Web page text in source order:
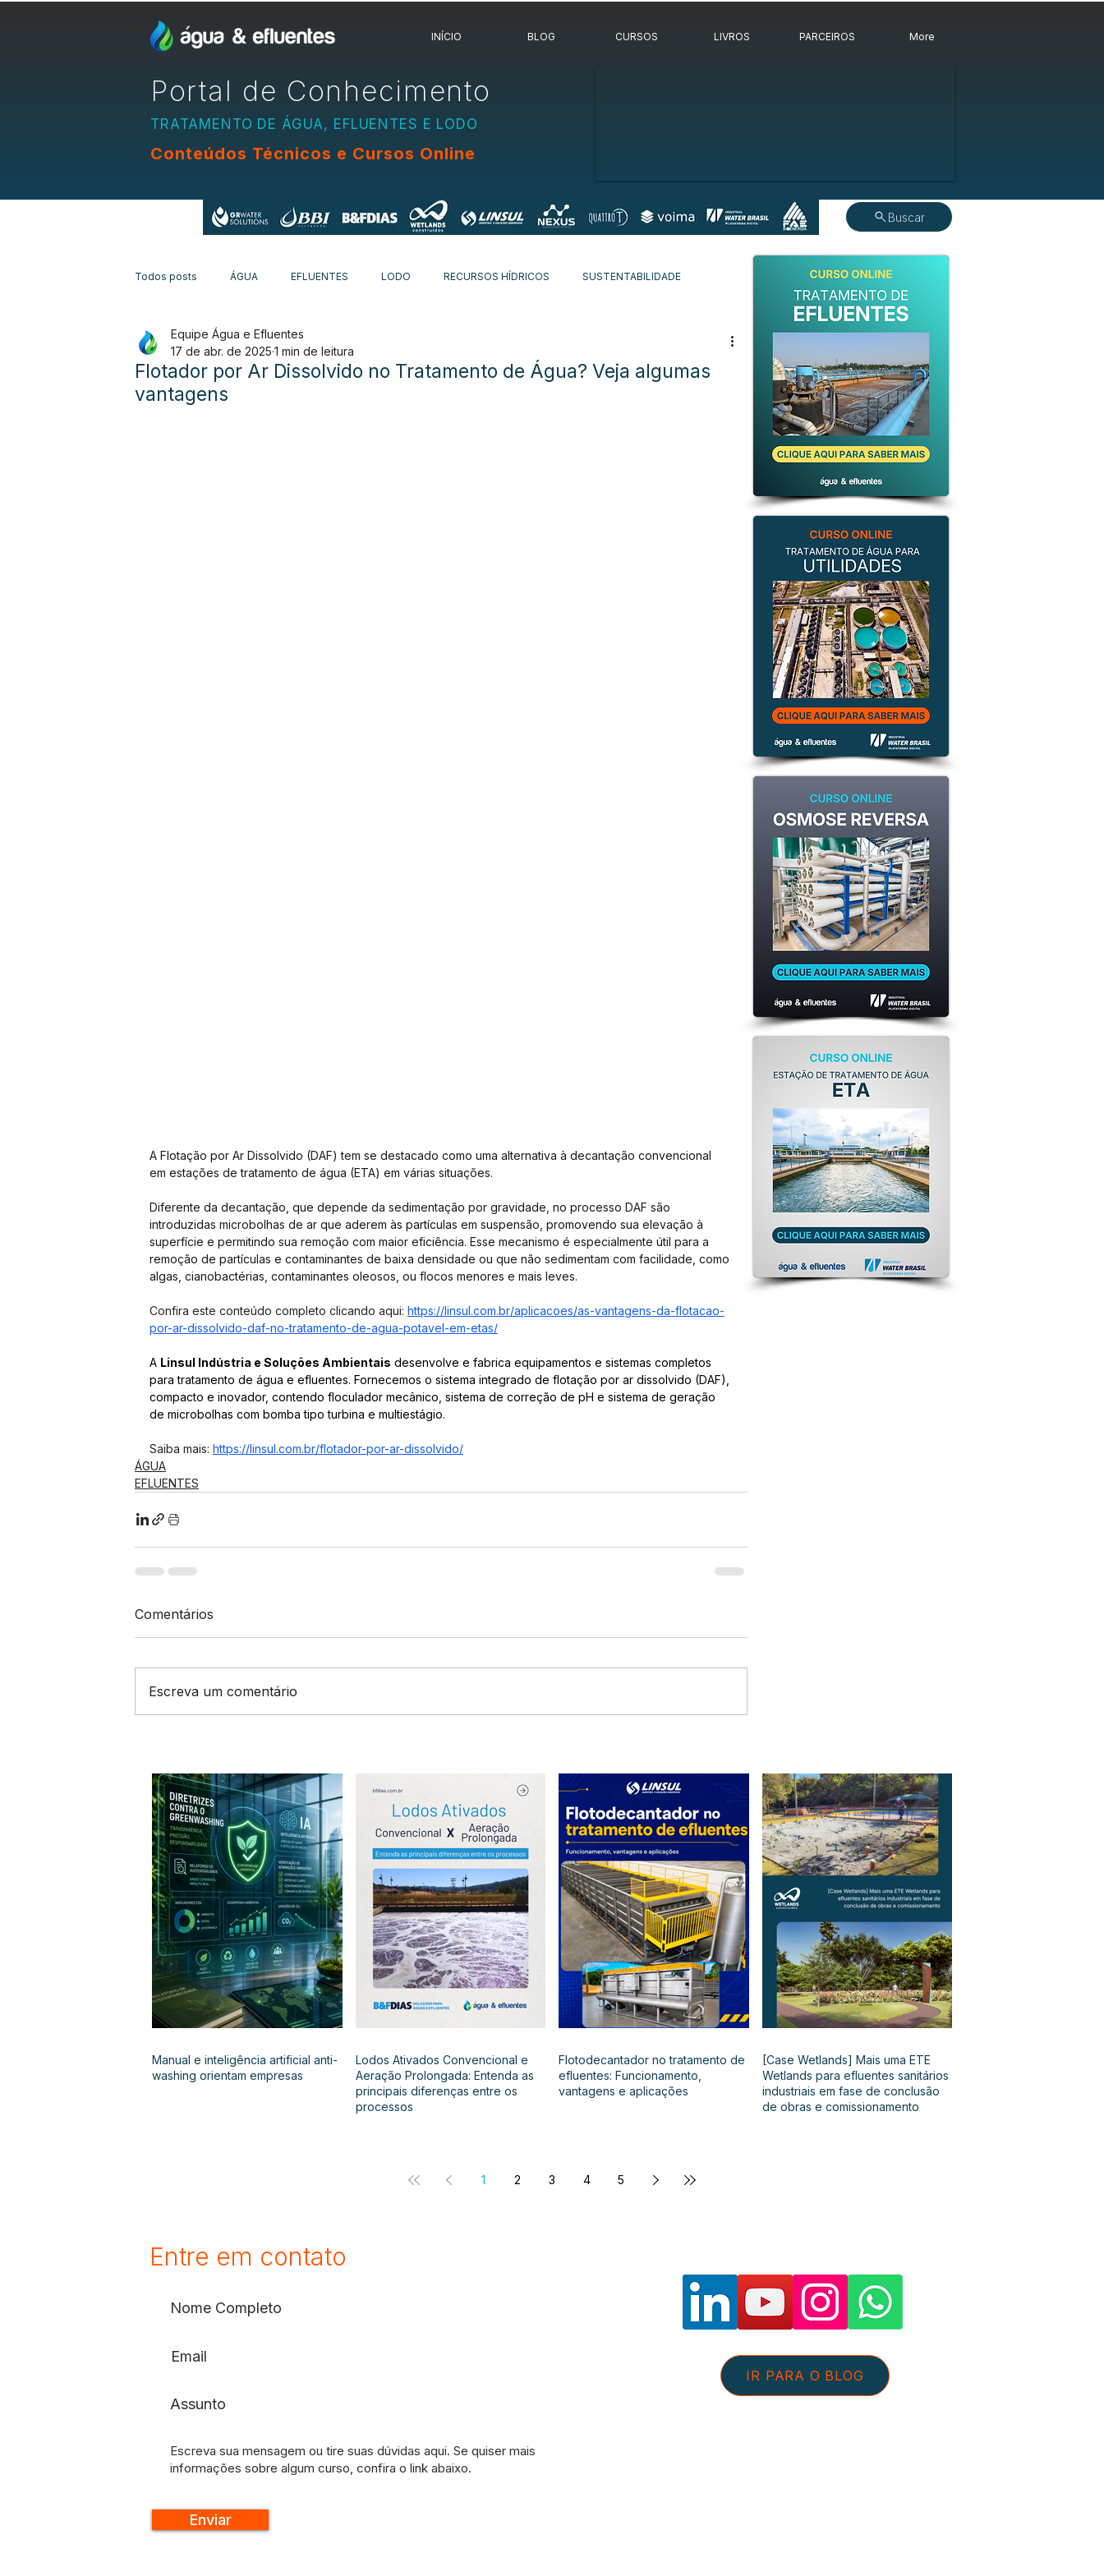
INÍCIO BLOG CURSOS LIVROS PARCEIROS More
Portal de Conhecimento
TRATAMENTO DE ÁGUA, EFLUENTES E LODO
Conteúdos Técnicos e Cursos Online
Buscar
Todos posts ÁGUA EFLUENTES LODO RECURSOS HÍDRICOS SUSTENTABILIDADE
EQUIPAMENTOS CURSOS
Flotador por Ar Dissolvido no Tratamento de Água? Veja algumas
vantagens
Equipe Água e Efluentes
17 de abr. de 2025 1 min de leitura
A Flotação por Ar Dissolvido (DAF) tem se destacado como uma alternativa à decantação convencional
em estações de tratamento de água (ETA) em várias situações.
Diferente da decantação, que depende da sedimentação por gravidade, no processo DAF são
introduzidas microbolhas de ar que aderem às partículas em suspensão, promovendo sua elevação à
superfície e permitindo sua remoção com maior eficiência. Esse mecanismo é especialmente útil para a
remoção de partículas e contaminantes de baixa densidade ou que não sedimentam com facilidade, como
algas, cianobactérias, contaminantes oleosos, ou flocos menores e mais leves.
Confira este conteúdo completo clicando aqui: https://linsul.com.br/aplicacoes/as-vantagens-da-flotacao-
por-ar-dissolvido-daf-no-tratamento-de-agua-potavel-em-etas/
A Linsul Indústria e Soluções Ambientais desenvolve e fabrica equipamentos e sistemas completos
para tratamento de água e efluentes. Fornecemos o sistema integrado de flotação por ar dissolvido (DAF),
compacto e inovador, contendo floculador mecânico, sistema de correção de pH e sistema de geração
de microbolhas com bomba tipo turbina e multiestágio.
Saiba mais: https://linsul.com.br/flotador-por-ar-dissolvido/
ÁGUA
EFLUENTES
Comentários
Escreva um comentário
Manual e inteligência artificial anti-
washing orientam empresas
Lodos Ativados Convencional e
Aeração Prolongada: Entenda as
principais diferenças entre os
processos
Flotodecantador no tratamento de
efluentes: Funcionamento,
vantagens e aplicações
[Case Wetlands] Mais uma ETE
Wetlands para efluentes sanitários
industriais em fase de conclusão
de obras e comissionamento
1 2 3 4 5
Entre em contato
Enviar
IR PARA O BLOG